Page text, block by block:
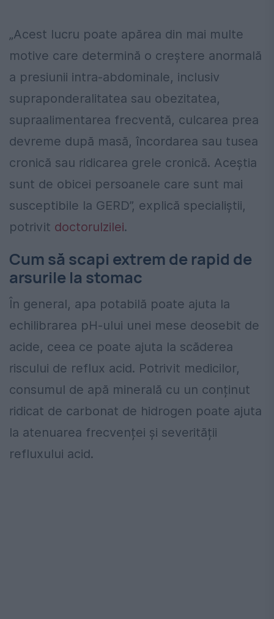
„Acest lucru poate apărea din mai multe
motive care determină o creștere anormală
a presiunii intra-abdominale, inclusiv
supraponderalitatea sau obezitatea,
supraalimentarea frecventă, culcarea prea
devreme după masă, încordarea sau tusea
cronică sau ridicarea grele cronică. Aceștia
sunt de obicei persoanele care sunt mai
susceptibile la GERD”, explică specialiștii,
potrivit doctorulzilei.
Cum să scapi extrem de rapid de
arsurile la stomac
În general, apa potabilă poate ajuta la
echilibrarea pH-ului unei mese deosebit de
acide, ceea ce poate ajuta la scăderea
riscului de reflux acid. Potrivit medicilor,
consumul de apă minerală cu un conținut
ridicat de carbonat de hidrogen poate ajuta
la atenuarea frecvenței și severității
refluxului acid.